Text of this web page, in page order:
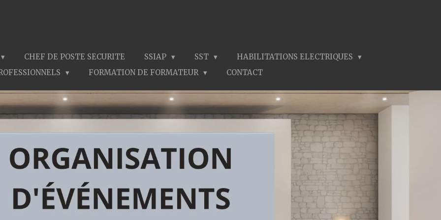
CHEF DE POSTE SECURITE SSIAP SST
HABILITATIONS ELECTRIQUES
FORMATION DE FORMATEUR CONTACT